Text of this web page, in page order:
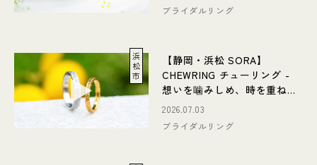
ブライダルリング
浜
松
市
【静岡・浜松 SORA】
CHEWRING チューリング -
想いを噛みしめ、時を重ねる
結婚指輪
2026.07.03
ブライダルリング